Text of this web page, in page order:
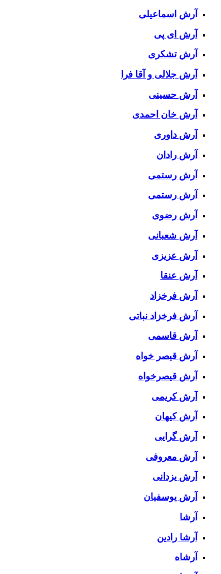
آرش اسماعیلی
آرش ای پی
آرش تشکری
آرش جلالی و آقا فرا
آرش حسینی
آرش خان احمدی
آرش داوری
آرش رادان
آرش رستمى
آرش رستمی
آرش رضوی
آرش شعبانی
آرش عزیزی
آرش عنقا
آرش فرخزاد
آرش فرخزاد نباتی
آرش قاسمی
آرش قیصر خواه
آرش قیصرخواه
آرش کریمی
آرش کیهان
آرش گرایی
آرش معروفی
آرش یزدانی
آرش یوسفیان
آرشا
آرشا رادین
آرشاه